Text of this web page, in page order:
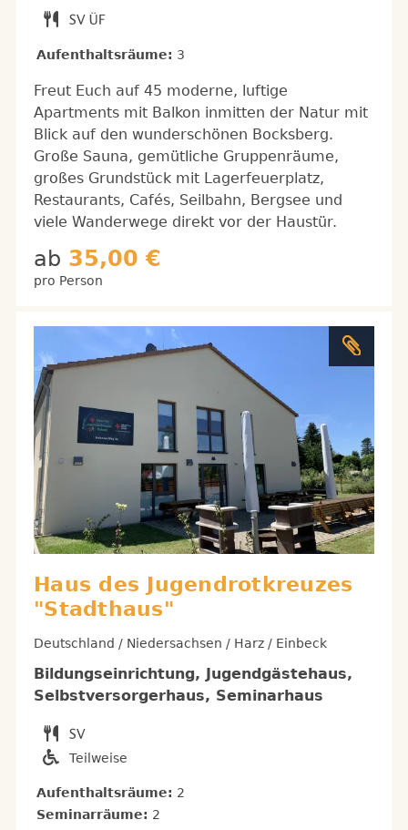
Aufenthaltsräume: 3
Freut Euch auf 45 moderne, luftige
Apartments mit Balkon inmitten der Natur mit
Blick auf den wunderschönen Bocksberg.
Große Sauna, gemütliche Gruppenräume,
großes Grundstück mit Lagerfeuerplatz,
Restaurants, Cafés, Seilbahn, Bergsee und
viele Wanderwege direkt vor der Haustür.
ab 35,00 €
pro Person
Haus des Jugendrotkreuzes
"Stadthaus"
Deutschland / Niedersachsen / Harz / Einbeck
Bildungseinrichtung, Jugendgästehaus,
Selbstversorgerhaus, Seminarhaus
Teilweise
Aufenthaltsräume: 2
Seminarräume: 2